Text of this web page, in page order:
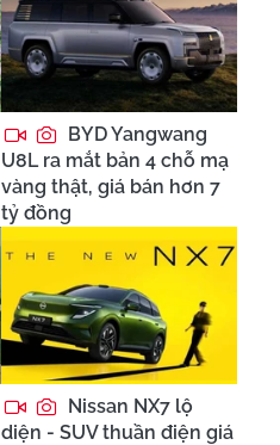
BYD Yangwang
U8L ra mắt bản 4 chỗ mạ
vàng thật, giá bán hơn 7
tỷ đồng
Nissan NX7 lộ
diện - SUV thuần điện giá